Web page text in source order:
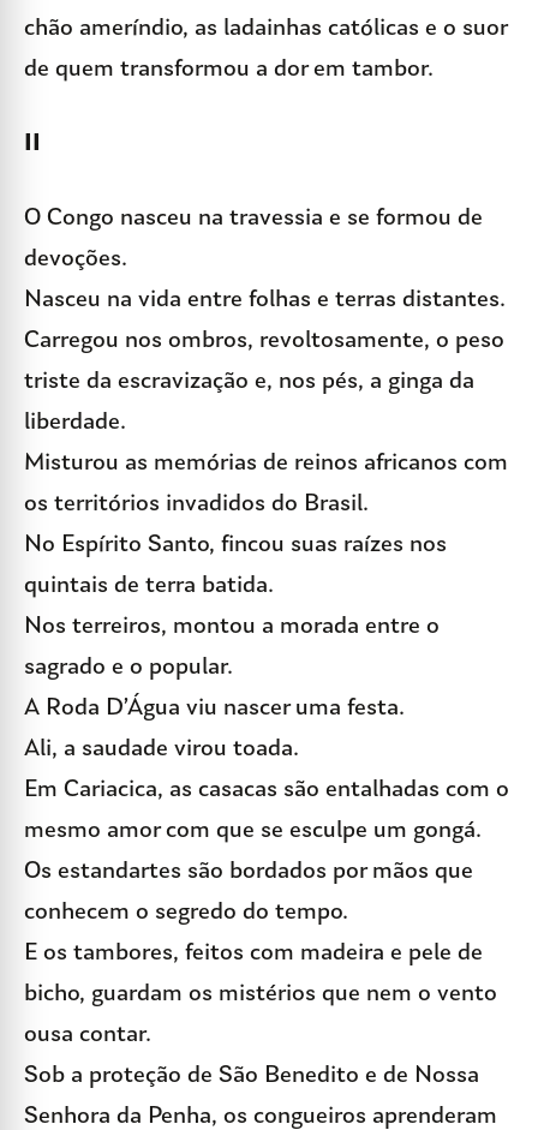
chão ameríndio, as ladainhas católicas e o suor
de quem transformou a dor em tambor.
II
O Congo nasceu na travessia e se formou de
devoções.
Nasceu na vida entre folhas e terras distantes.
Carregou nos ombros, revoltosamente, o peso
triste da escravização e, nos pés, a ginga da
liberdade.
Misturou as memórias de reinos africanos com
os territórios invadidos do Brasil.
No Espírito Santo, fincou suas raízes nos
quintais de terra batida.
Nos terreiros, montou a morada entre o
sagrado e o popular.
A Roda D’Água viu nascer uma festa.
Ali, a saudade virou toada.
Em Cariacica, as casacas são entalhadas com o
mesmo amor com que se esculpe um gongá.
Os estandartes são bordados por mãos que
conhecem o segredo do tempo.
E os tambores, feitos com madeira e pele de
bicho, guardam os mistérios que nem o vento
ousa contar.
Sob a proteção de São Benedito e de Nossa
Senhora da Penha, os congueiros aprenderam